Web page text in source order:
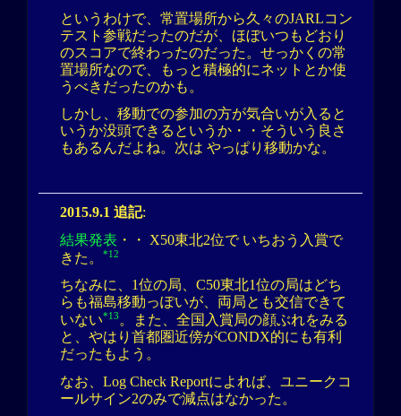
というわけで、常置場所から久々のJARLコン
テスト参戦だったのだが、ほぼいつもどおり
のスコアで終わったのだった。せっかくの常
置場所なので、もっと積極的にネットとか使
うべきだったのかも。
しかし、移動での参加の方が気合いが入ると
いうか没頭できるというか・・そういう良さ
もあるんだよね。次は やっぱり移動かな。
2015.9.1 追記:
結果発表 ・・ X50東北2位で いちおう入賞で
きた。
*12
ちなみに、1位の局、C50東北1位の局はどち
らも福島移動っぽいが、両局とも交信できて
いない*13 。また、全国入賞局の顔ぶれをみる
と、やはり首都圏近傍がCONDX的にも有利
だったもよう。
なお、Log Check Reportによれば、ユニークコ
ールサイン2のみで減点はなかった。